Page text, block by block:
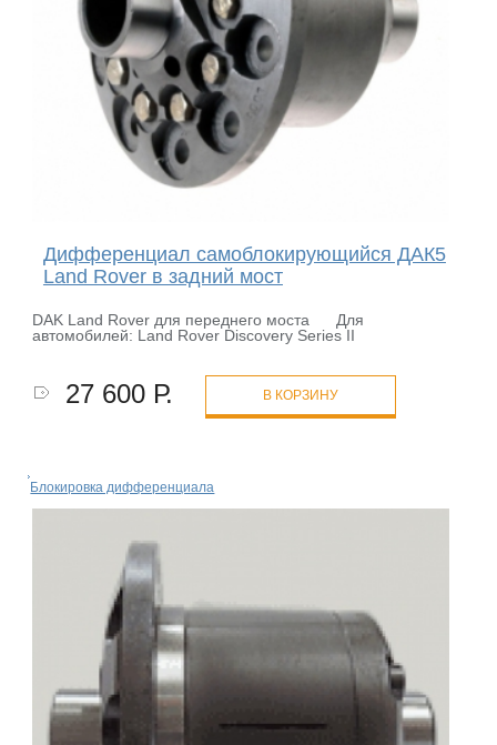
Дифференциал самоблокирующийся ДАК5
Land Rover в задний мост
DAK Land Rover для переднего моста Для
автомобилей: Land Rover Discovery Series II
27 600 Р. В КОРЗИНУ
Блокировка дифференциала